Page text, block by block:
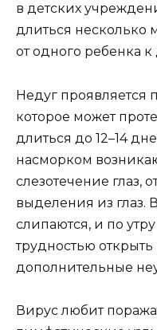
в детских
длиться несколько
от одного ребенка к
Недуг
которое может
длиться до 12–14
насморком
слезотечение глаз,
выделения из глаз.
слипаются, и по
трудностью открыть
дополнительные
Вирус любит